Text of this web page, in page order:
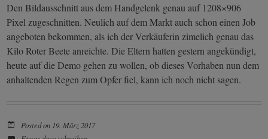
Den Bildausschnitt aus dem Handgelenk genau auf 1208×906
Pixel zugeschnitten. Neulich auf dem Markt auch schon einen Job
angeboten bekommen, als ich der Verkäuferin zimelich genau das
Kilo Roter Beete anreichte. Die Eltern hatten gestern angekündigt,
heute auf die Demo gehen zu wollen, ob dieses Vorhaben nun dem
anhaltenden Regen zum Opfer fiel, kann ich noch nicht sagen.
Posted on 19. März 2017